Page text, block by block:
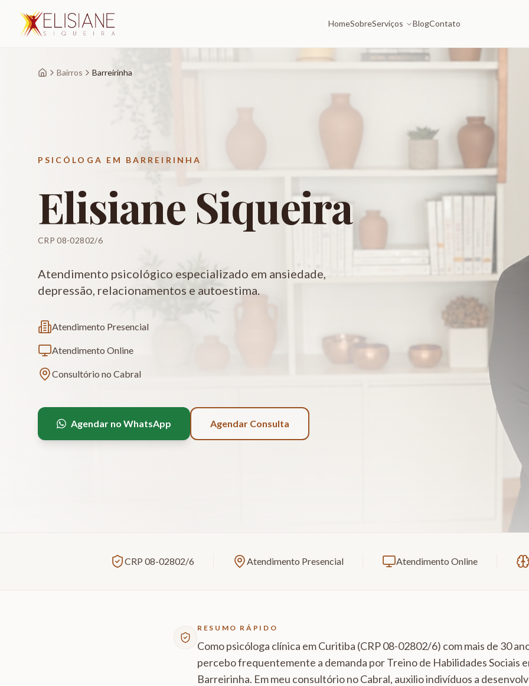
HomeSobreServiços BlogContato
Bairros Barreirinha
PSICÓLOGA EM BARREIRINHA
Elisiane Siqueira
CRP 08-02802/6
Atendimento psicológico especializado em ansiedade,
depressão, relacionamentos e autoestima.
Atendimento Presencial
Atendimento Online
Consultório no Cabral
Agendar no WhatsApp Agendar Consulta
CRP 08-02802/6 Atendimento Presencial Atendimento Online
RESUMO RÁPIDO
Como psicóloga clínica em Curitiba (CRP 08-02802/6) com mais de 30
percebo frequentemente a demanda por Treino de Habilidades Sociais
Barreirinha. Em meu consultório no Cabral, auxilio indivíduos a